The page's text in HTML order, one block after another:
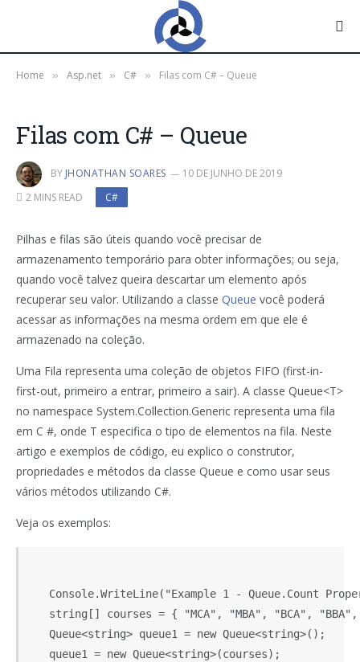
Home » Asp.net » C# » Filas com C# – Queue
Filas com C# – Queue
BY JHONATHAN SOARES
10 DE JUNHO DE 2019
2 MINS READ
C#
Pilhas e filas são úteis quando você precisar de
armazenamento temporário para obter informações; ou seja,
quando você talvez queira descartar um elemento após
recuperar seu valor. Utilizando a classe Queue você poderá
acessar as informações na mesma ordem em que ele é
armazenado na coleção.
Uma Fila representa uma coleção de objetos FIFO (first-in-
first-out, primeiro a entrar, primeiro a sair). A classe Queue<T>
no namespace System.Collection.Generic representa uma fila
em C #, onde T especifica o tipo de elementos na fila. Neste
artigo e exemplos de código, eu explico o construtor,
propriedades e métodos da classe Queue e como usar seus
vários métodos utilizando C#.
Veja os exemplos:
Console.WriteLine("Example 1 - Queue.Count
string[] courses = { "MCA", "MBA", "BCA",
   Queue<string> queue1 = new Queue<string>();
   queue1 = new Queue<string>(courses);